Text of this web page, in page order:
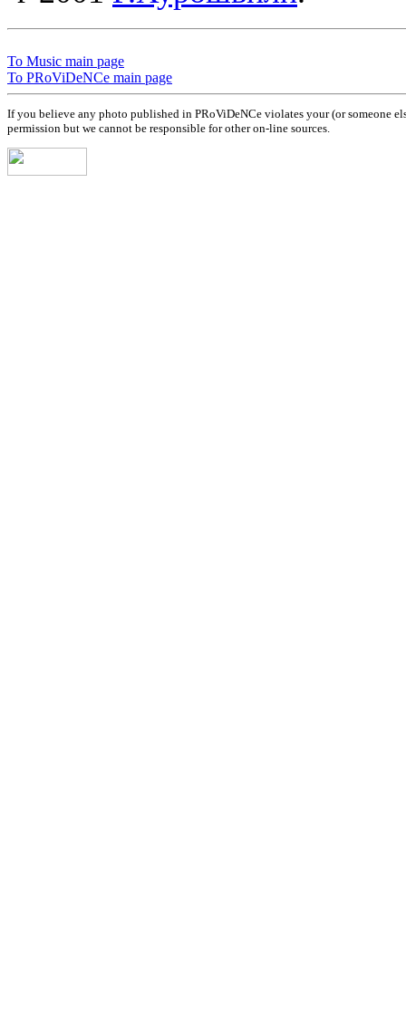
To Music main page
To PRoViDeNCe main page
If you believe any photo published in PRoViDeNCe violates your (or someone
permission but we cannot be responsible for other on-line sources.